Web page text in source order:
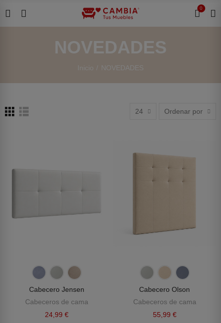
0
NOVEDADES
Inicio NOVEDADES
24 Ordenar por
Cabecero Jensen
Cabeceros de cama
24,99 €
Cabecero Olson
Cabeceros de cama
55,99 €